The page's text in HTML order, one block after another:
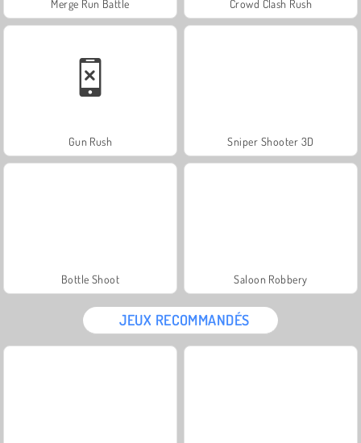
Merge Run Battle Crowd Clash Rush
Gun Rush Sniper Shooter 3D
Bottle Shoot Saloon Robbery
JEUX RECOMMANDÉS